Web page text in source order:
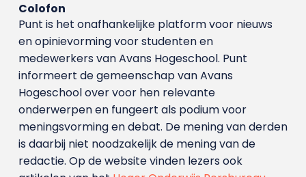
Colofon
Punt is het onafhankelijke platform voor nieuws
en opinievorming voor studenten en
medewerkers van Avans Hoge­school. Punt
informeert de gemeenschap van Avans
Hogeschool over voor hen relevante
onderwerpen en fungeert als podium voor
meningsvorming en debat. De mening van derden
is daarbij niet noodzakelijk de mening van de
redactie. Op de website vinden lezers ook